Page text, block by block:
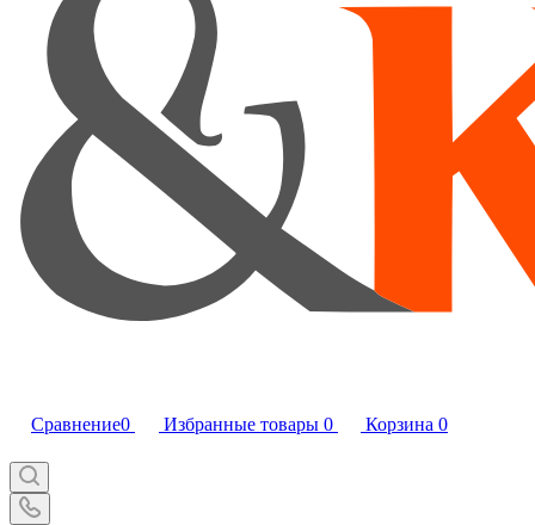
Сравнение0 Избранные товары 0 Корзина 0